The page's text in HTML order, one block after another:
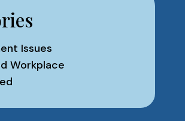
Issues
Workplace